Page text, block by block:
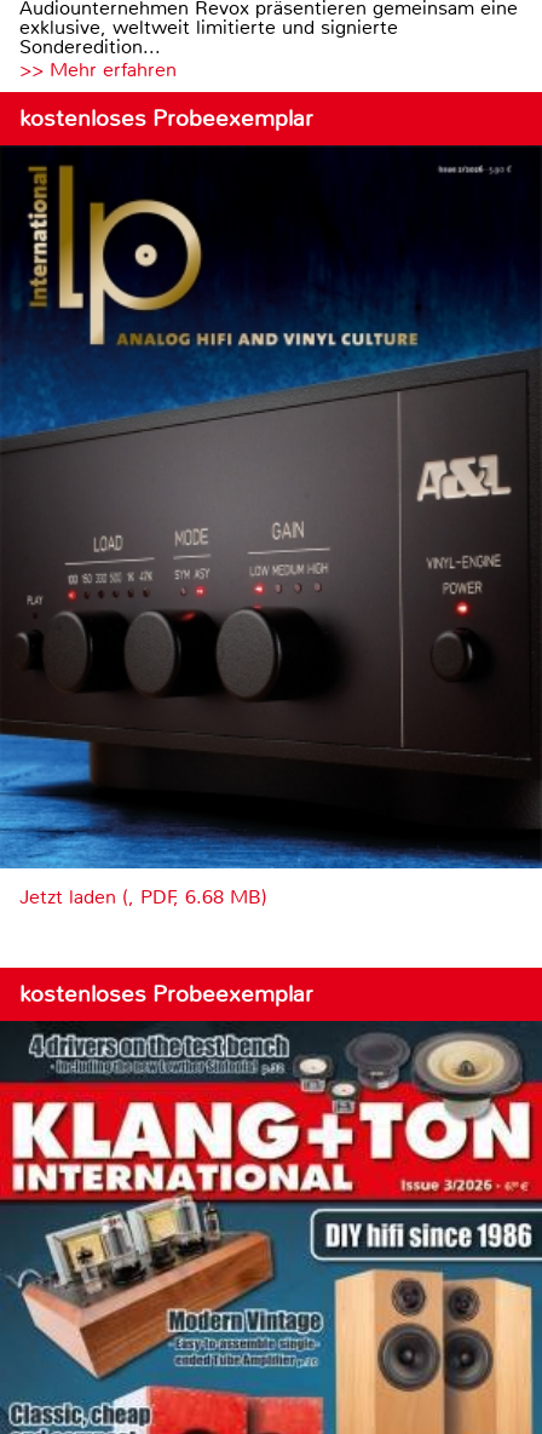
Audiounternehmen Revox präsentieren gemeinsam eine
exklusive, weltweit limitierte und signierte
Sonderedition...
>> Mehr erfahren
kostenloses Probeexemplar
Jetzt laden (, PDF, 6.68 MB)
kostenloses Probeexemplar